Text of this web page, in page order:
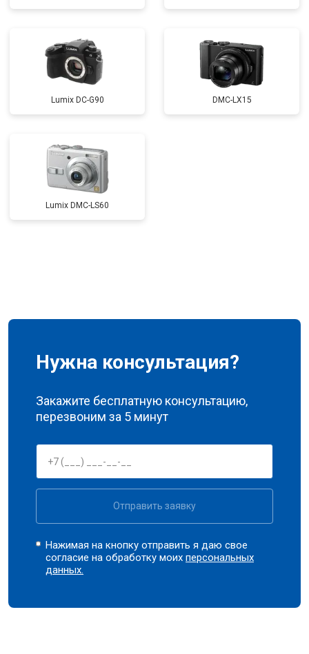
Lumix DC-G90 DMC-LX15
Lumix DMC-LS60
Нужна консультация?
Закажите бесплатную консультацию,
перезвоним за 5 минут
Отправить заявку
Нажимая на кнопку отправить я даю свое
согласие на обработку моихперсональных
данных.